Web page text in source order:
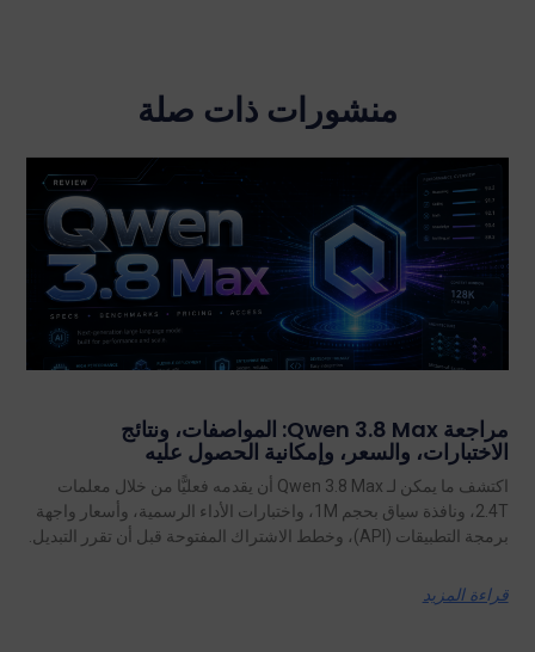
منشورات ذات صلة
مراجعة Qwen 3.8 Max: المواصفات، ونتائج
الاختبارات، والسعر، وإمكانية الحصول عليه
اكتشف ما يمكن لـ Qwen 3.8 Max أن يقدمه فعليًّا من خلال معلمات
2.4T، ونافذة سياق بحجم 1M، واختبارات الأداء الرسمية، وأسعار واجهة
برمجة التطبيقات (API)، وخطط الاشتراك المفتوحة قبل أن تقرر التبديل.
قراءة المزيد